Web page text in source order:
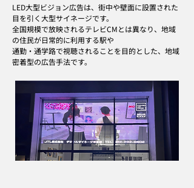
LED大型ビジョン広告は、街中や壁面に設置された
目を引く大型サイネージです。
全国規模で放映されるテレビCMとは異なり、地域
の住民が日常的に利用する駅や
通勤・通学路で視聴されることを目的とした、地域
密着型の広告手法です。